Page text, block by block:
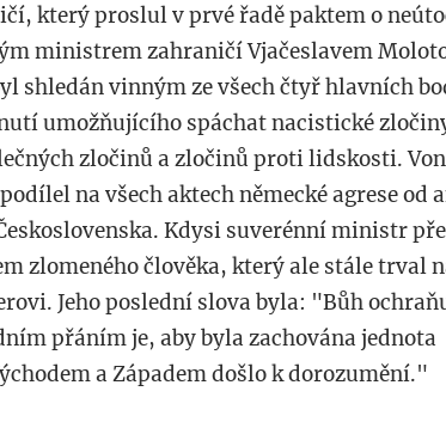
který proslul v prvé řadě paktem o
ministrem zahraničí Vjačeslavem
shledán vinným ze všech čtyř hlavních
umožňujícího spáchat nacistické
zločinů a zločinů proti lidskosti. Von
na všech aktech německé agrese od
Kdysi suverénní ministr
zlomeného člověka, který ale stále trval
Jeho poslední slova byla: "Bůh
přáním je, aby byla zachována jednota
a Západem došlo k dorozumění."